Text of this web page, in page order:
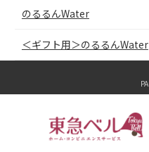
のるるんWater
＜ギフト用＞のるるんWater